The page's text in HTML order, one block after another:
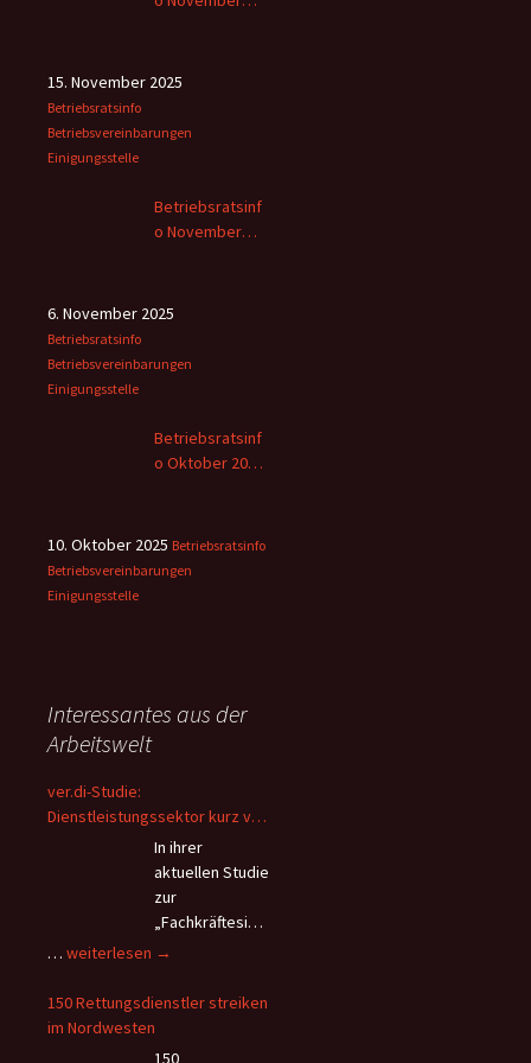
15. November 2025
Betriebsratsinfo
Betriebsvereinbarungen
Einigungsstelle
Betriebsratsinf
o November
6. November 2025
Betriebsratsinfo
Betriebsvereinbarungen
Einigungsstelle
Betriebsratsinf
o Oktober 2025
10. Oktober 2025 Betriebsratsinfo
Betriebsvereinbarungen
Einigungsstelle
Interessantes aus der
Arbeitswelt
ver.di-Studie:
Dienstleistungssektor kurz vor
dem Kollaps – Beschäftigte
flüchten wegen Überlastung
und andauerndem
Personalmangel
In ihrer
aktuellen Studie
zur
„Fachkräftesich
die Vereinte
Dienstleistungsgewerkschaft
… ver.di-
Dienstleistungssektor
kurz
weiterlesen →
150 Rettungsdienstler streiken
im Nordwesten